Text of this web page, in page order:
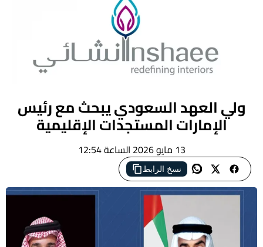
ولي العهد السعودي يبحث مع رئيس
الإمارات المستجدات الإقليمية
13 مايو 2026 الساعة 12:54
نسخ الرابط